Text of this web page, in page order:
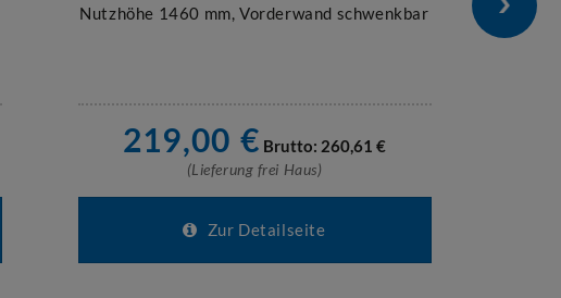
Nutzhöhe 1460 mm, Vorderwand schwenkbar
219,00 € Brutto: 260,61 €
(Lieferung frei Haus)
Zur Detailseite